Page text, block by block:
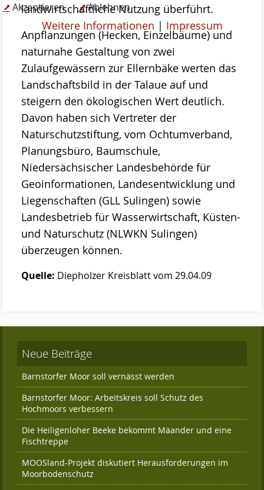
Finanzierung
Förderverein
Satzung der Stiftung Naturschutz
Links
Kontakt
landwirtschaftliche Nutzung überführt.
Anpflanzungen (Hecken, Einzelbäume) und
naturnahe Gestaltung von zwei
Zulaufgewässern zur Ellernbäke werten das
Landschaftsbild in der Talaue auf und
steigern den ökologischen Wert deutlich.
Davon haben sich Vertreter der
Naturschutzstiftung, vom Ochtumverband,
Planungsbüro, Baumschule,
Niedersächsischer Landesbehörde für
Geoinformationen, Landesentwicklung und
Liegenschaften (GLL Sulingen) sowie
Landesbetrieb für Wasserwirtschaft, Küsten-
und Naturschutz (NLWKN Sulingen)
überzeugen können.
Quelle: Diepholzer Kreisblatt vom 29.04.09
Neue Beiträge
Barnstorfer Moor soll vernässt werden
Barnstorfer Moor: Arbeitskreis soll Schutz des
Hochmoors verbessern
Die Heiligenloher Beeke bekommt Mäander und eine
Fischtreppe
MOOSland-Projekt diskutiert Herausforderungen im
Moorbodenschutz
Akzeptieren Ablehnen
Weitere Informationen | Impressum